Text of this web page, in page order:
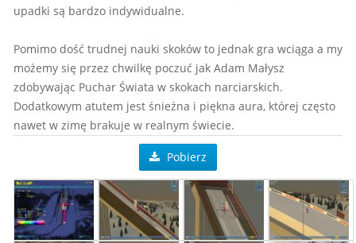
upadki są bardzo indywidualne.
Pomimo dość trudnej nauki skoków to jednak gra wciąga a my
możemy się przez chwilkę poczuć jak Adam Małysz
zdobywając Puchar Świata w skokach narciarskich.
Dodatkowym atutem jest śnieżna i piękna aura, której często
nawet w zimę brakuje w realnym świecie.
Pobierz